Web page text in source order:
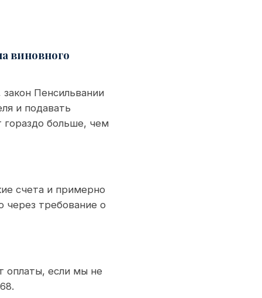
виновного
Пенсильвании
и подавать
гораздо больше, чем
счета и примерно
через требование о
оплаты, если мы не